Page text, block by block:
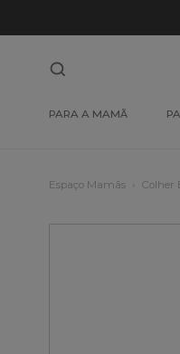
PARA A MAMÃ
Espaço Mamãs Colher